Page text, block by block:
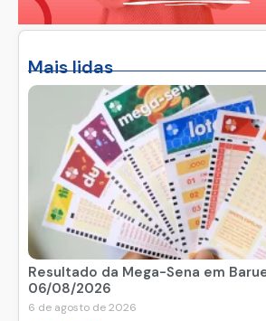
Mais lidas
Resultado da Mega-Sena em
06/08/2026
6 de agosto de 2026